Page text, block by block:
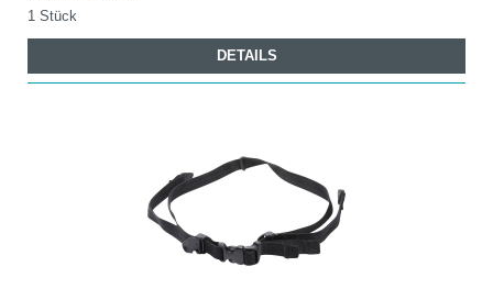
1 Stück
DETAILS